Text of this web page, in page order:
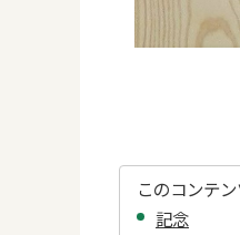
このコンテ
記念